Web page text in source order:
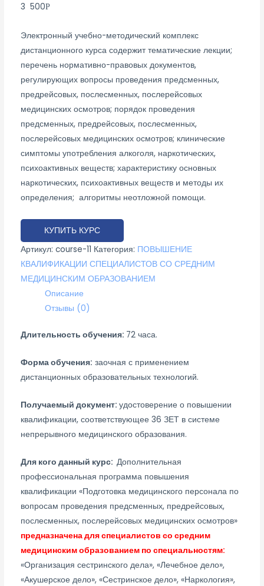
3 500Р
Электронный учебно-методический комплекс
дистанционного курса содержит тематические лекции;
перечень нормативно-правовых документов,
регулирующих вопросы проведения предсменных,
предрейсовых, послесменных, послерейсовых
медицинских осмотров; порядок проведения
предсменных, предрейсовых, послесменных,
послерейсовых медицинских осмотров; клинические
симптомы употребления алкоголя, наркотических,
психоактивных веществ; характеристику основных
наркотических, психоактивных веществ и методы их
определения; алгоритмы неотложной помощи.
КУПИТЬ КУРС
Артикул: course-11 Категория: ПОВЫШЕНИЕ
КВАЛИФИКАЦИИ СПЕЦИАЛИСТОВ СО СРЕДНИМ
МЕДИЦИНСКИМ ОБРАЗОВАНИЕМ
Описание
Отзывы (0)
Длительность обучения: 72 часа.
Форма обучения: заочная с применением
дистанционных образовательных технологий.
Получаемый документ: удостоверение о повышении
квалификации, соответствующее 36 ЗЕТ в системе
непрерывного медицинского образования.
Для кого данный курс: Дополнительная
профессиональная программа повышения
квалификации «Подготовка медицинского персонала по
вопросам проведения предсменных, предрейсовых,
послесменных, послерейсовых медицинских осмотров»
предназначена для специалистов со средним
медицинским образованием по специальностям:
«Организация сестринского дела», «Лечебное дело»,
«Акушерское дело», «Сестринское дело», «Наркология»,